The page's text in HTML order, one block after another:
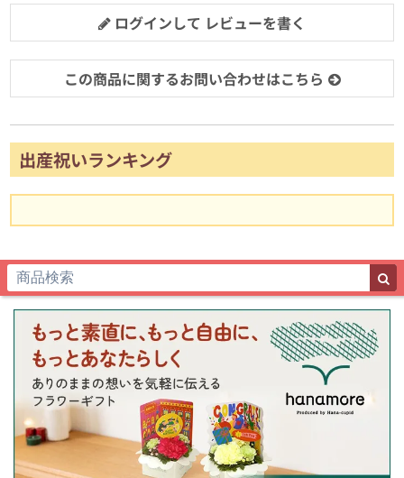
ログインして レビューを書く
この商品に関するお問い合わせはこちら
出産祝いランキング